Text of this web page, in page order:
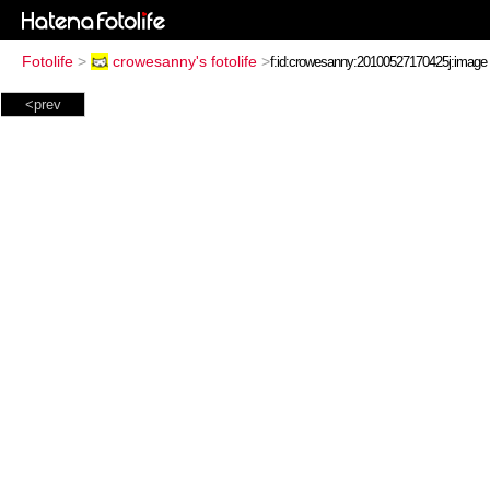
Fotolife > crowesanny's fotolife >
<prev